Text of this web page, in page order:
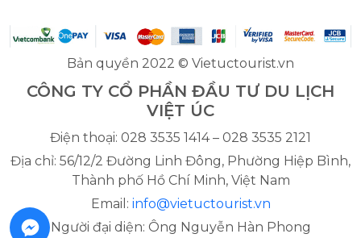
Bản quyền 2022 © Vietuctourist.vn
CÔNG TY CỔ PHẦN ĐẦU TƯ DU LỊCH
VIỆT ÚC
Điện thoại: 028 3535 1414 – 028 3535 2121
Địa chỉ: 56/12/2 Đường Linh Đông, Phường Hiệp Bình,
Thành phố Hồ Chí Minh, Việt Nam
Email: info@vietuctourist.vn
Người đại diện: Ông Nguyễn Hàn Phong